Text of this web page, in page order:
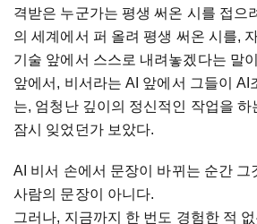
격받은 누군가는 평생 써온 시를 접으
의 세계에서 퍼 올려 평생 써온 시를,
기술 앞에서 스스로 내려놓겠다는 말
앞에서, 비서라는 AI 앞에서 그들이 AI
는, 엄청난 깊이의 정신적인 작업을 하
잠시 잊었던가 보았다.
AI 비서 손에서 문장이 바뀌는 순간 그
사람의 문장이 아니다.
그러나, 지금까지 한 번도 경험한 적